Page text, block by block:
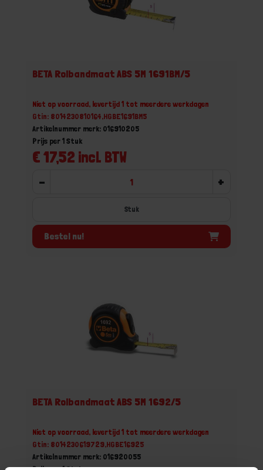
BETA Rolbandmaat ABS 5M 1691BM/5
Niet op voorraad, levertijd 1 tot meerdere werkdagen
Gtin: 8014230810164,HGBE1691BM5
Artikelnummer merk: 016910205
€ 17,52 incl. BTW
Prijs per 1 Stuk
- +
Stuk
Bestel nu!
BETA Rolbandmaat ABS 5M 1692/5
Niet op voorraad, levertijd 1 tot meerdere werkdagen
Gtin: 8014230619729,HGBE16925
Artikelnummer merk: 016920055